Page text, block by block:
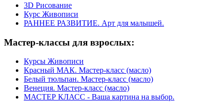
3D Рисование
Курс Живописи
РАННЕЕ РАЗВИТИЕ. Арт для малышей.
Мастер-классы для взрослых:
Курсы Живописи
Красный МАК. Мастер-класс (масло)
Белый тюльпан. Мастер-класс (масло)
Венеция. Мастер-класс (масло)
МАСТЕР КЛАСС - Ваша картина на выбор.